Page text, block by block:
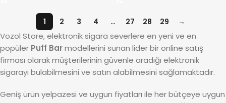
1 2 3 4 … 27 28 29 →
Vozol Store, elektronik sigara severlere en yeni ve en
popüler Puff Barmodellerini sunan lider bir online satış
firması olarak müşterilerinin güvenle aradığı elektronik
sigarayı bulabilmesini ve satın alabilmesini sağlamaktadır.
Geniş ürün yelpazesi ve uygun fiyatları ile her bütçeye uygun